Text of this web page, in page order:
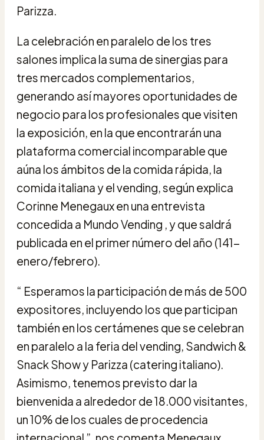
Parizza.
La celebración en paralelo de los tres
salones implica la suma de sinergias para
tres mercados complementarios,
generando así mayores oportunidades de
negocio para los profesionales que visiten
la exposición, en la que encontrarán una
plataforma comercial incomparable que
aúna los ámbitos de la comida rápida, la
comida italiana y el vending, según explica
Corinne Menegaux en una entrevista
concedida a Mundo Vending , y que saldrá
publicada en el primer número del año (141-
enero/febrero).
“ Esperamos la participación de más de 500
expositores, incluyendo los que participan
también en los certámenes que se celebran
en paralelo a la feria del vending, Sandwich &
Snack Show y Parizza (catering italiano).
Asimismo, tenemos previsto dar la
bienvenida a alrededor de 18.000 visitantes,
un 10% de los cuales de procedencia